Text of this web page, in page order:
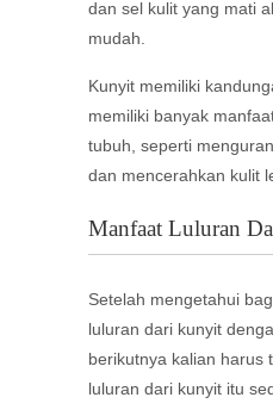
dan sel kulit yang mati
mudah.
Kunyit memiliki
memiliki banyak
tubuh, seperti
dan mencerahkan kulit
Manfaat Luluran
Setelah mengetahui
luluran dari kunyit
berikutnya kalian harus
luluran dari kunyit itu